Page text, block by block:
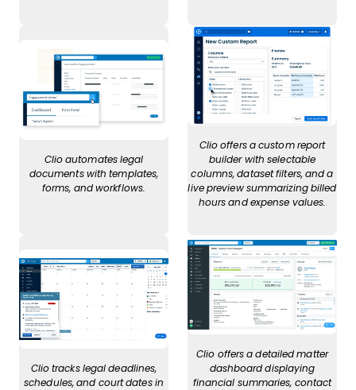
Clio automates legal
documents with templates,
forms, and workflows.
Clio offers a custom report
builder with selectable
columns, dataset filters, and a
live preview summarizing billed
hours and expense values.
Clio tracks legal deadlines,
schedules, and court dates in
Clio offers a detailed matter
dashboard displaying
financial summaries, contact